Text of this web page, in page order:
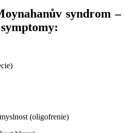
syndrom –
(oligofrenie)